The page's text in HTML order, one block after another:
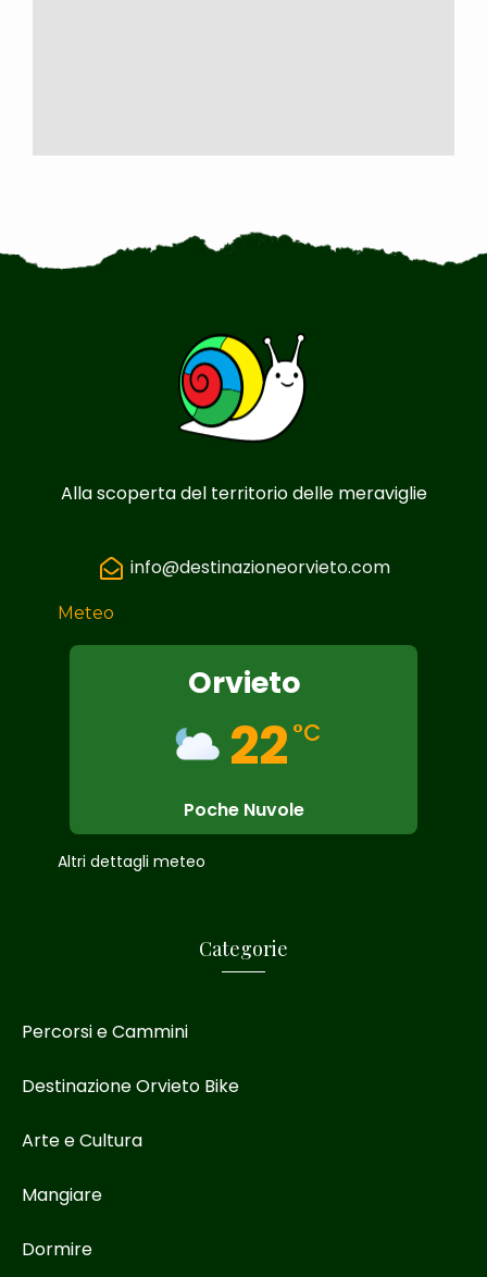
Alla scoperta del territorio delle meraviglie
info@destinazioneorvieto.com
Meteo
Orvieto
22 °C
Poche Nuvole
Altri dettagli meteo
Categorie
Percorsi e Cammini
Destinazione Orvieto Bike
Arte e Cultura
Mangiare
Dormire